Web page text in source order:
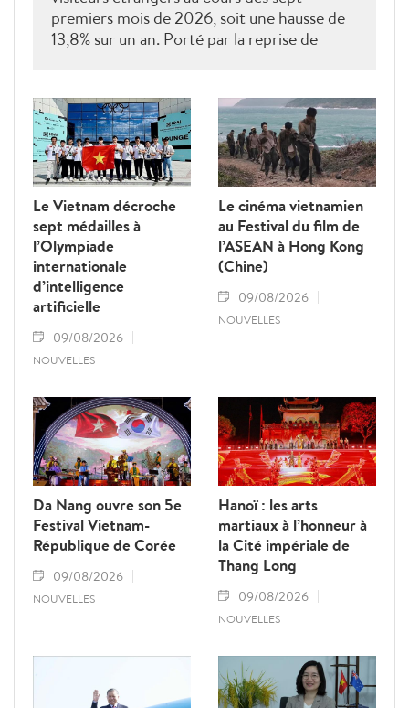
premiers mois de 2026, soit une hausse de
13,8% sur un an. Porté par la reprise de
millions d'arrivées.
Le Vietnam décroche
sept médailles à
l’Olympiade
internationale
d’intelligence
artificielle
09/08/2026
NOUVELLES
Le cinéma vietnamien
au Festival du film de
l’ASEAN à Hong Kong
(Chine)
09/08/2026
NOUVELLES
Da Nang ouvre son 5e
Festival Vietnam-
République de Corée
09/08/2026
NOUVELLES
Hanoï : les arts
martiaux à l’honneur à
la Cité impériale de
Thang Long
09/08/2026
NOUVELLES